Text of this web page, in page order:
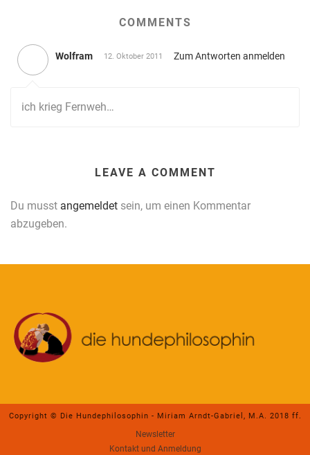
COMMENTS
Wolfram 12. Oktober 2011 Zum Antworten anmelden
ich krieg Fernweh…
LEAVE A COMMENT
Du musst angemeldet sein, um einen Kommentar
abzugeben.
Copyright © Die Hundephilosophin - Miriam Arndt-Gabriel, M.A. 2018 ff.
Newsletter
Kontakt und Anmeldung